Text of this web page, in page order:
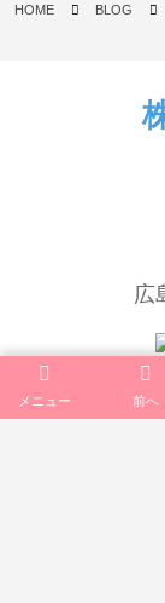
HOME BLOG
広
メニュー 前へ